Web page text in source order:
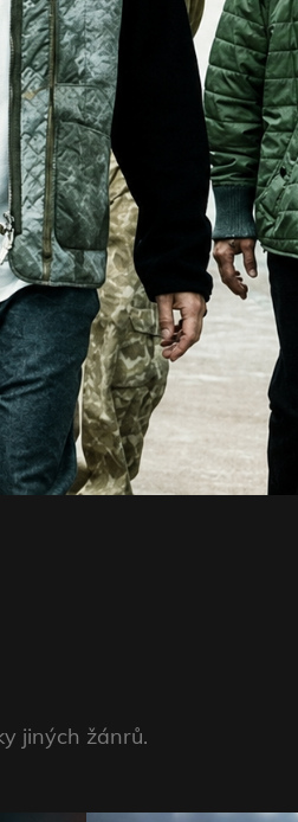
jiných žánrů.